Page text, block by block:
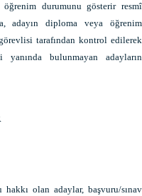
durumunu gösterir resmî
adayın diploma veya öğrenim
tarafından kontrol edilerek
yanında bulunmayan adayların
olan adaylar, başvuru/sınav